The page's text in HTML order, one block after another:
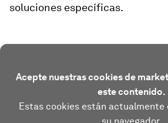
soluciones específicas.
Acepte nuestras cookies de
este contenido.
Estas cookies están actualmente